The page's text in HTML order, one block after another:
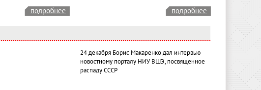
подробнее подробнее
24 декабря Борис Макаренко дал интервью
новостному порталу НИУ ВШЭ, посвященное
распаду СССР